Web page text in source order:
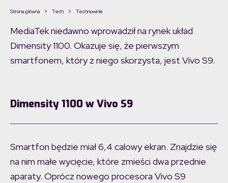
Strona główna Tech Technowinki
MediaTek niedawno wprowadził na rynek układ
Dimensity 1100. Okazuje się, że pierwszym
smartfonem, który z niego skorzysta, jest Vivo S9.
Dimensity 1100 w Vivo S9
Smartfon będzie miał 6,4 calowy ekran. Znajdzie się
na nim małe wycięcie, które zmieści dwa przednie
aparaty. Oprócz nowego procesora Vivo S9